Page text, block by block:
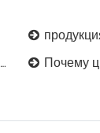
продукция
Почему цвет